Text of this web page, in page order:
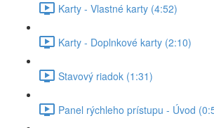
Karty - Vlastné karty (4:52)
Karty - Doplnkové karty (2:10)
Stavový riadok (1:31)
Panel rýchleho prístupu - Úvod